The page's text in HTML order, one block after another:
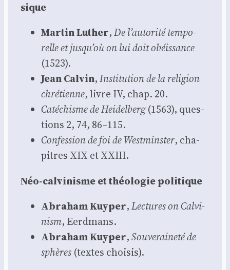
sique
Mar­tin Luther,De l’autorité tem­po­
relle et jusqu’où on lui doit obéis­sance
(1523).
Jean Cal­vin,Ins­ti­tu­tion de la reli­gion
chré­tienne, livre IV, chap. 20.
Caté­chisme de Hei­del­berg(1563), ques­
tions 2, 74, 86–115.
Confes­sion de foi de West­mins­ter, cha­
pitres XIX et XXIII.
Néo-cal­vi­nisme et théo­lo­gie poli­tique
Abra­ham Kuy­per,Lec­tures on Cal­vi­
nism, Eerd­mans.
Abra­ham Kuy­per,Sou­ve­rai­ne­té de
sphères (textes choi­sis).